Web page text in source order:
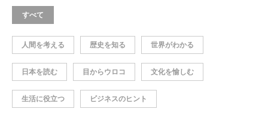
すべて
人間を考える 歴史を知る 世界がわかる
日本を読む 目からウロコ 文化を愉しむ
生活に役立つ ビジネスのヒント